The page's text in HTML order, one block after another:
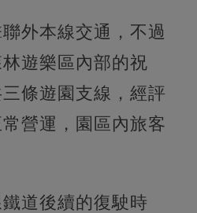
外本線交通，不過
遊樂區內部的祝
條遊園支線，經評
營運，園區內旅客
道後續的復駛時